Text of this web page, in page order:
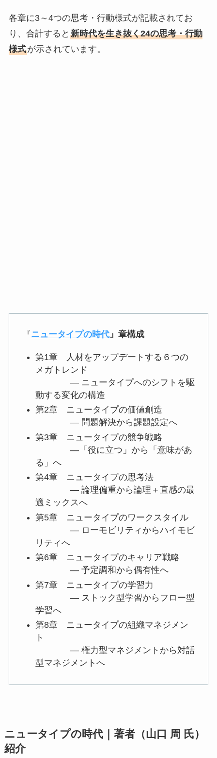
各章に3～4つの思考・行動様式が記載されてお
り、合計すると 新時代を生き抜く24の思考・行動
様式が示されています。
『ニュータイプの時代』 章構成
第1章 人材をアップデートする６つの
メガトレンド
― ニュータイプへのシフトを駆
動する変化の構造
第2章 ニュータイプの価値創造
― 問題解決から課題設定へ
第3章 ニュータイプの競争戦略
―「役に立つ」から「意味があ
る」へ
第4章 ニュータイプの思考法
― 論理偏重から論理＋直感の最
適ミックスへ
第5章 ニュータイプのワークスタイル
― ローモビリティからハイモビ
リティへ
第6章 ニュータイプのキャリア戦略
― 予定調和から偶有性へ
第7章 ニュータイプの学習力
― ストック型学習からフロー型
学習へ
第8章 ニュータイプの組織マネジメン
ト
― 権力型マネジメントから対話
型マネジメントへ
ニュータイプの時代｜著者（山口 周 氏）
紹介